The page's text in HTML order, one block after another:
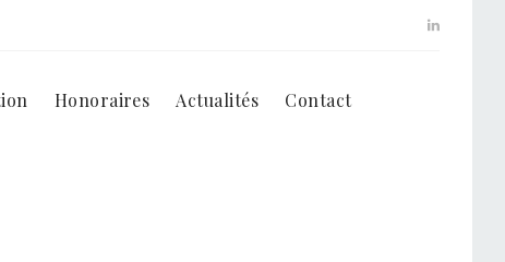
Honoraires Actualités Contact